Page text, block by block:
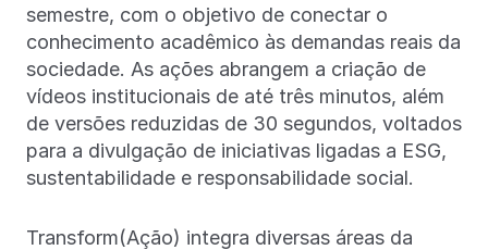
semestre, com o objetivo de conectar o
conhecimento acadêmico às demandas reais da
sociedade. As ações abrangem a criação de
vídeos institucionais de até três minutos, além
de versões reduzidas de 30 segundos, voltados
para a divulgação de iniciativas ligadas a ESG,
sustentabilidade e responsabilidade social.
Transform(Ação) integra diversas áreas da